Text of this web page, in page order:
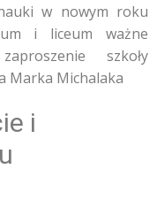
w nowym roku
i liceum ważne
szkoły
Marka Michalaka
i